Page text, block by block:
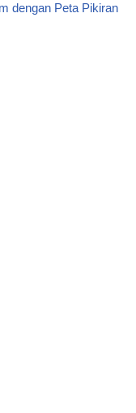
dengan Peta Pikiran